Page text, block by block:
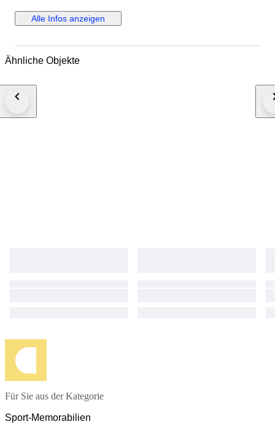
di regalare a Papa Francesco la Maglia Rosa appena vinta ed una
bicicletta Pinarello Dogma F12 custom, come gesto simbolico di
del Papa rappresenta uno dei simboli più importanti per lui. Si tratta
per la particolarità di design. Taglia 53 Cambio Shimano Ultregra
Alle Infos anzeigen
Ähnliche Objekte
Für Sie aus der Kategorie
Sport-Memorabilien